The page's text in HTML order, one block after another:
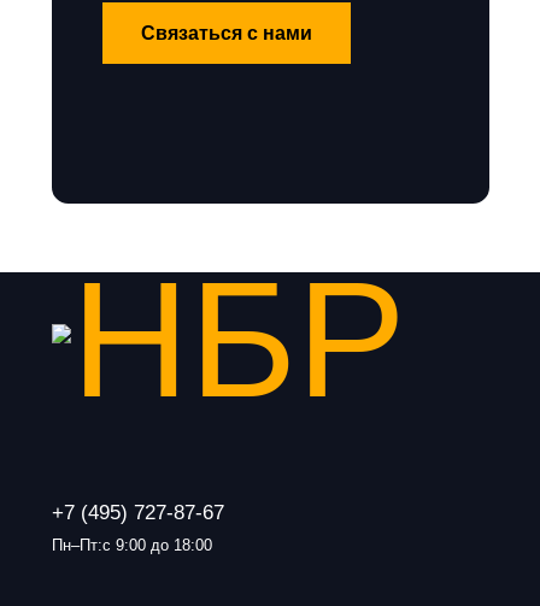
Связаться с нами
+7 (495) 727-87-67
Пн–Пт:с 9:00 до 18:00